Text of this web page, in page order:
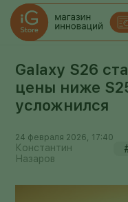
Galaxy S26
цены ниже
усложнился
24 февраля 2026, 17:40
Константин
Назаров